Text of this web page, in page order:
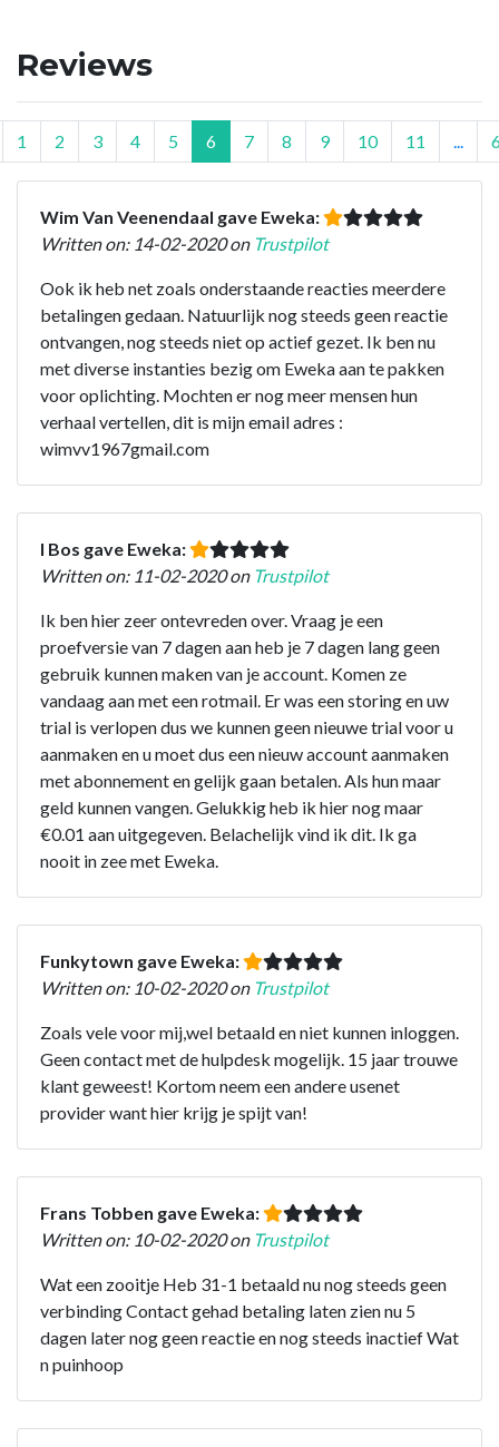
Reviews
1 2 3 4 5 6 7 8 9 10 11
Wim Van Veenendaal gave Eweka:
Written on: 14-02-2020 on Trustpilot
Ook ik heb net zoals onderstaande reacties meerdere
betalingen gedaan. Natuurlijk nog steeds geen reactie
ontvangen, nog steeds niet op actief gezet. Ik ben nu
met diverse instanties bezig om Eweka aan te pakken
voor oplichting. Mochten er nog meer mensen hun
verhaal vertellen, dit is mijn email adres :
wimvv1967gmail.com
I Bos gave Eweka:
Written on: 11-02-2020 on Trustpilot
Ik ben hier zeer ontevreden over. Vraag je een
proefversie van 7 dagen aan heb je 7 dagen lang geen
gebruik kunnen maken van je account. Komen ze
vandaag aan met een rotmail. Er was een storing en uw
trial is verlopen dus we kunnen geen nieuwe trial voor u
aanmaken en u moet dus een nieuw account aanmaken
met abonnement en gelijk gaan betalen. Als hun maar
geld kunnen vangen. Gelukkig heb ik hier nog maar
€0.01 aan uitgegeven. Belachelijk vind ik dit. Ik ga
nooit in zee met Eweka.
Funkytown gave Eweka:
Written on: 10-02-2020 on Trustpilot
Zoals vele voor mij,wel betaald en niet kunnen inloggen.
Geen contact met de hulpdesk mogelijk. 15 jaar trouwe
klant geweest! Kortom neem een andere usenet
provider want hier krijg je spijt van!
Frans Tobben gave Eweka:
Written on: 10-02-2020 on Trustpilot
Wat een zooitje Heb 31-1 betaald nu nog steeds geen
verbinding Contact gehad betaling laten zien nu 5
dagen later nog geen reactie en nog steeds inactief Wat
n puinhoop